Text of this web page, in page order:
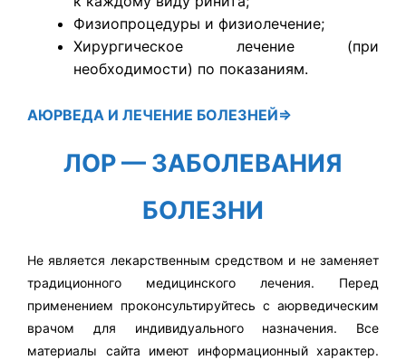
Физиопроцедуры и физиолечение;
Хирургическое лечение (при
необходимости) по показаниям.
АЮРВЕДА И ЛЕЧЕНИЕ БОЛЕЗНЕЙ⇒
ЛОР — ЗАБОЛЕВАНИЯ
БОЛЕЗНИ
Не является лекарственным средством и не заменяет
традиционного медицинского лечения. Перед
применением проконсультируйтесь с аюрведическим
врачом для индивидуального назначения. Все
материалы сайта имеют информационный характер.